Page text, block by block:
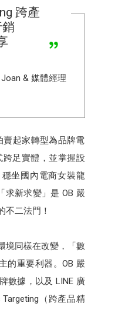
跨產
& 媒體經理
賣起家轉型為品牌電
跨足實體，並掌握設
坐國內電商女裝龍
求新求變」是 OB 嚴
不二法門！
境同樣在改變，「數
的重要利器。OB 嚴
數據，以及 LINE 廣
（跨產品精